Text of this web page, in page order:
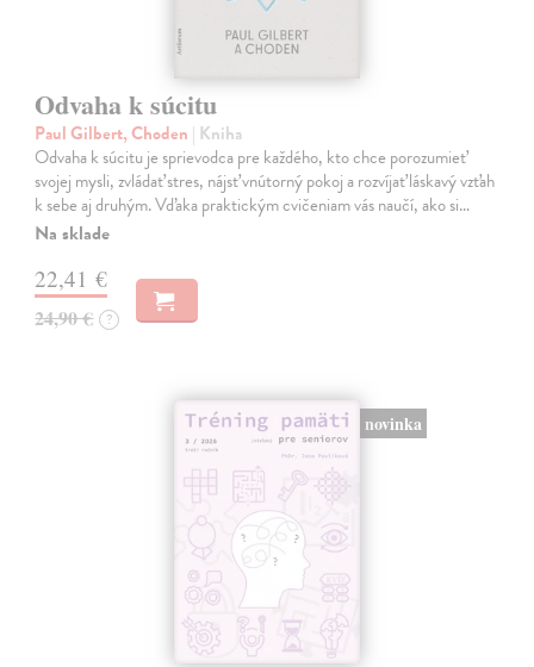
Odvaha k súcitu
Paul Gilbert, Choden | Kniha
Odvaha k súcitu je sprievodca pre každého, kto chce porozumieť
svojej mysli, zvládať stres, nájsť vnútorný pokoj a rozvíjať láskavý vzťah
k sebe aj druhým. Vďaka praktickým cvičeniam vás naučí, ako si…
Na sklade
22,41 €
24,90 € ?
novinka